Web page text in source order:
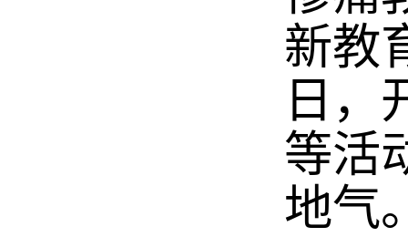
新教
日，
等活
地气